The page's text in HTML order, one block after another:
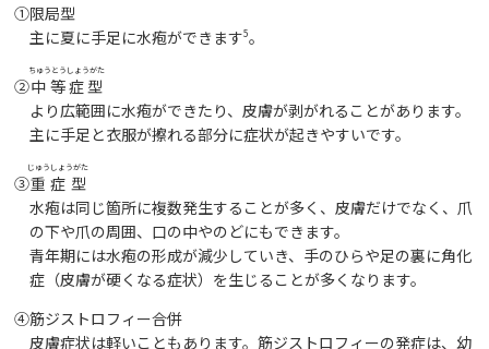
①限局型
主に夏に手足に水疱ができます5。
②中等症型
ちゅうとうしょうがた
より広範囲に水疱ができたり、皮膚が剥がれることがあります。
主に手足と衣服が擦れる部分に症状が起きやすいです。
③重症型
じゅうしょうがた
水疱は同じ箇所に複数発生することが多く、皮膚だけでなく、爪
の下や爪の周囲、口の中やのどにもできます。
青年期には水疱の形成が減少していき、手のひらや足の裏に角化
症（皮膚が硬くなる症状）を生じることが多くなります。
④筋ジストロフィー合併
皮膚症状は軽いこともあります。筋ジストロフィーの発症は、幼